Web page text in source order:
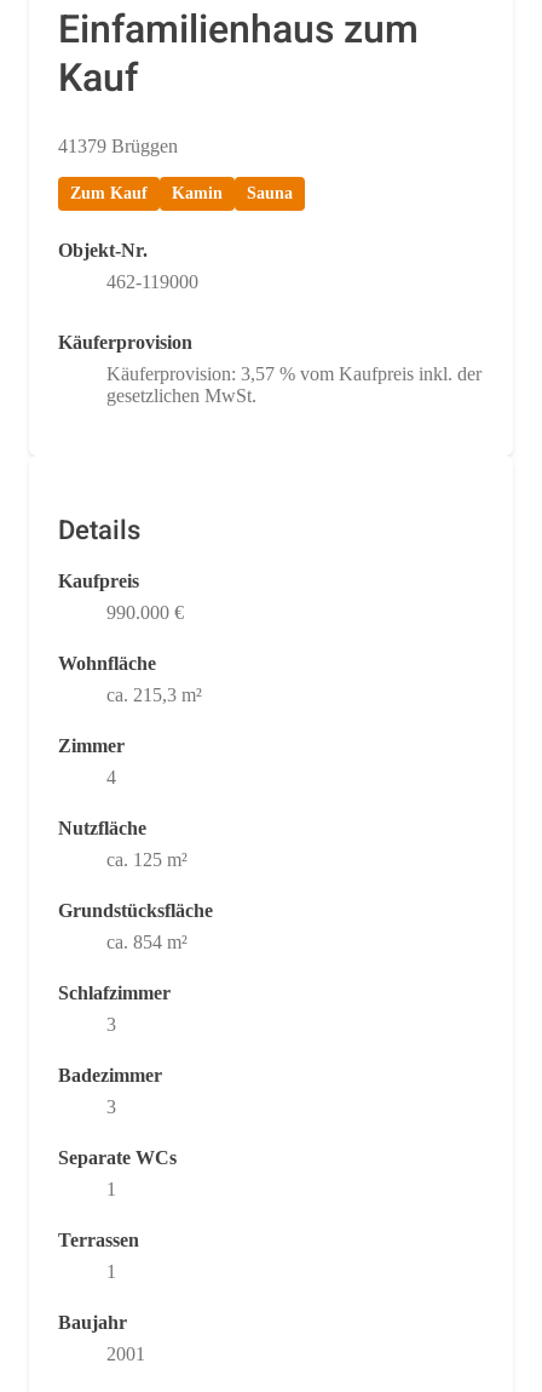
Einfamilienhaus zum
Kauf
41379 Brüggen
Zum Kauf Kamin Sauna
Objekt-Nr.
462-119000
Käuferprovision
Käuferprovision: 3,57 % vom Kaufpreis inkl. der
gesetzlichen MwSt.
Details
Kaufpreis
990.000 €
Wohnfläche
ca. 215,3 m²
Zimmer
4
Nutzfläche
ca. 125 m²
Grundstücksfläche
ca. 854 m²
Schlafzimmer
3
Badezimmer
3
Separate WCs
1
Terrassen
1
Baujahr
2001